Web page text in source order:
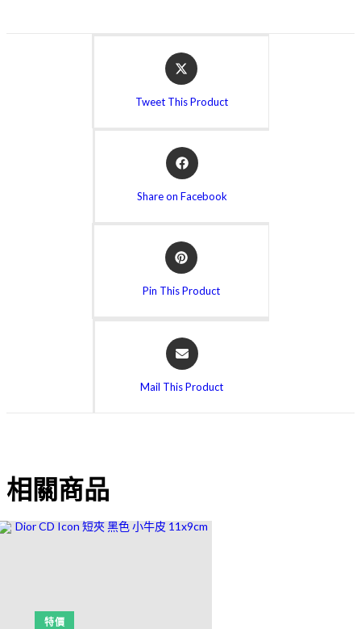
Tweet This Product
Share on Facebook
Pin This Product
Mail This Product
相關商品
特價